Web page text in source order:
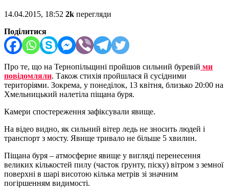
14.04.2015, 18:52 2k перегляди
Поділитися
Про те, що на Тернопільщині пройшов сильний буревій ми
повідомляли. Також стихія пройшлася й сусідними
територіями. Зокрема, у понеділок, 13 квітня, близько 20:00 на
Хмельницький налетіла піщана буря.
Камери спостереження зафіксували явище.
На відео видно, як сильний вітер ледь не зносить людей і
транспорт з мосту. Явище тривало не більше 5 хвилин.
Піщана буря – атмосферне явище у вигляді перенесення
великих кількостей пилу (часток ґрунту, піску) вітром з земної
поверхні в шарі висотою кілька метрів зі значним
погіршенням видимості.